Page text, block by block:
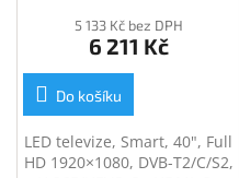
5 133 Kč bez DPH
6 211 Kč
Do košíku
LED televize, Smart, 40", Full
HD 1920×1080, DVB-T2/C/S2,